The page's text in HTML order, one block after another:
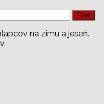
Filter
na zimu a jeseň.